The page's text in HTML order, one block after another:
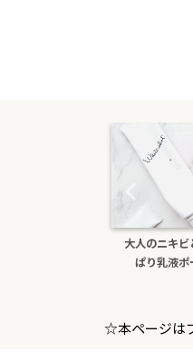
pola
☆本ページは